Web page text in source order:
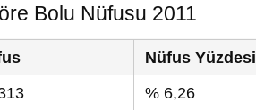
Bolu Nüfusu 2011
Nüfus Yüzdesi
% 6,26